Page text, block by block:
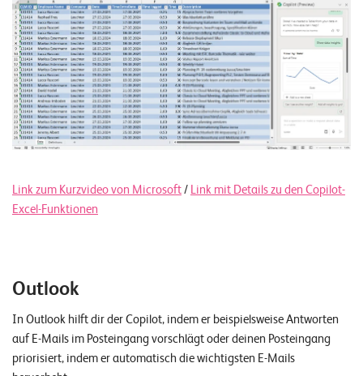
Link zum Kurzvideo von Microsoft/ Link mit Details zu den Copilot-
Excel-Funktionen
Outlook
In Outlook hilft dir der Copilot, indem er beispielsweise Antworten
auf E-Mails im Posteingang vorschlägt oder deinen Posteingang
priorisiert, indem er automatisch die wichtigsten E-Mails